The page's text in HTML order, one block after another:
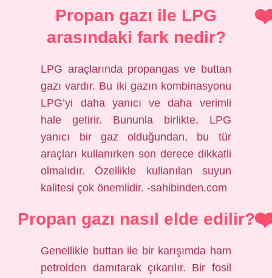
Propan gazı ile LPG
arasındaki fark nedir?
LPG araçlarında propangas ve buttan
gazı vardır. Bu iki gazın kombinasyonu
LPG’yi daha yanıcı ve daha verimli
hale getirir. Bununla birlikte, LPG
yanıcı bir gaz olduğundan, bu tür
araçları kullanırken son derece dikkatli
olmalıdır. Özellikle kullanılan suyun
kalitesi çok önemlidir. -sahibinden.com
Propan gazı nasıl elde edilir?
Genellikle buttan ile bir karışımda ham
petrolden damıtarak çıkarılır. Bir fosil